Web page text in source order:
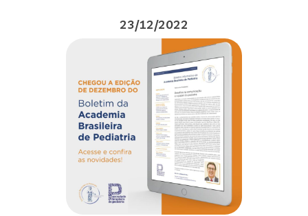
23/12/2022